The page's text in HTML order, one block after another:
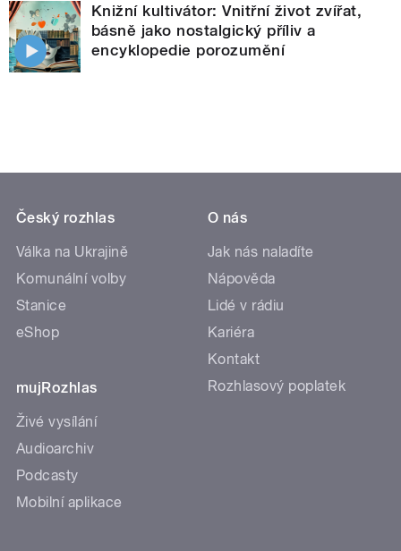
Knižní kultivátor: Vnitřní život zvířat,
básně jako nostalgický příliv a
encyklopedie porozumění
Český rozhlas
Válka na Ukrajině
Komunální volby
Stanice
eShop
mujRozhlas
Živé vysílání
Audioarchiv
Podcasty
Mobilní aplikace
O nás
Jak nás naladíte
Nápověda
Lidé v rádiu
Kariéra
Kontakt
Rozhlasový poplatek